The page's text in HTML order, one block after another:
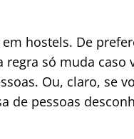
hostels. De
regra só muda
Ou, claro, se
de pessoas